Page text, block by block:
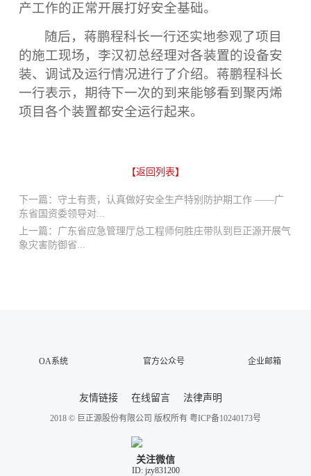
产工作的正常开展打好安全基础。
随后，蒋鹏程科长一行还实地参观了项目
的施工现场，李汉初总经理对各装置的设备安
装、调试及运行情况进行了介绍。蒋鹏程科长
一行表示，期待下一次的到来能够看到聚丙烯
项目各个装置都安全运行起来。
【返回列表】
下一篇：守土有责，认真做好安全生产特别防护期工作 ——广
东省国资委领导对...
上一篇：广东省应急管理厅总工程师何胜庄带队到巨正源开展气
象灾害防御省...
OA系统 官方公众号 企业邮箱
友情链接 在线留言 法律声明
2018 © 巨正源股份有限公司 版权所有 粤ICP备10240173号
关注微信
ID: jzy831200